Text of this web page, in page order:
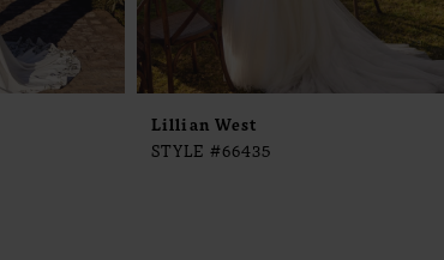
Lillian West
STYLE #66435